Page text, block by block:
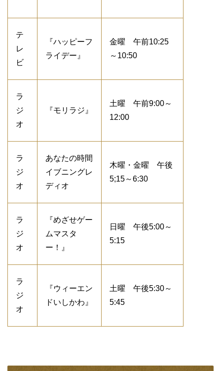
テ
レ
ビ
『ハッピーフ
ライデー』
金曜 午前10:25
～10:50
ラ
ジ
オ
『モリラジ』
土曜 午前9:00～
12:00
ラ
ジ
オ
あなたの時間
イブニングレ
ディオ
木曜・金曜 午後
5;15～6:30
ラ
ジ
オ
『めざせゲー
ムマスタ
ー！』
日曜 午後5:00～
5:15
ラ
ジ
オ
『ウィーエン
ドいしかわ』
土曜 午後5:30～
5:45